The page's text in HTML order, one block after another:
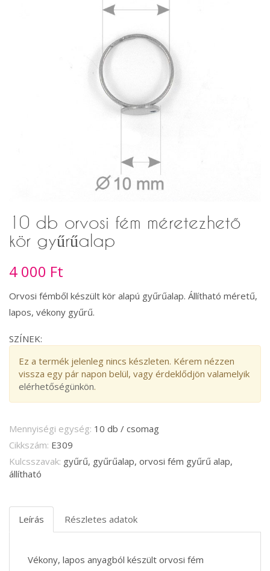
10 db orvosi fém méretezhető
kör gyűrűalap
4 000 Ft
Orvosi fémből készült kör alapú gyűrűalap. Állítható méretű,
lapos, vékony gyűrű.
SZÍNEK:
Ez a termék jelenleg nincs készleten. Kérem nézzen
vissza egy pár napon belül, vagy érdeklődjön valamelyik
elérhetőségünkön.
Mennyiségi egység: 10 db / csomag
Cikkszám: E309
Kulcsszavak: gyűrű, gyűrűalap, orvosi fém gyűrű alap,
állítható
Leírás Részletes adatok
Vékony, lapos anyagból készült orvosi fém